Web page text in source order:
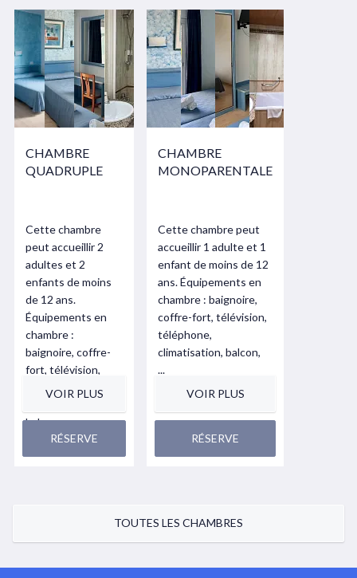
CHAMBRE
QUADRUPLE
Cette chambre
peut accueillir 2
adultes et 2
enfants de moins
de 12 ans.
Équipements en
chambre :
baignoire, coffre-
fort, télévision,
téléphone,
balcon, ...
VOIR PLUS
RÉSERVE
CHAMBRE
MONOPARENTALE
Cette chambre peut
accueillir 1 adulte et 1
enfant de moins de 12
ans. Équipements en
chambre : baignoire,
coffre-fort, télévision,
téléphone,
climatisation, balcon,
...
VOIR PLUS
RÉSERVE
TOUTES LES CHAMBRES